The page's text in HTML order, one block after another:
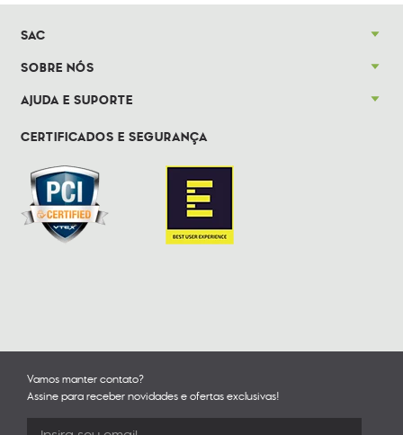
SAC
SOBRE NÓS
AJUDA E SUPORTE
CERTIFICADOS E SEGURANÇA
Vamos manter contato?
Assine para receber novidades e ofertas exclusivas!